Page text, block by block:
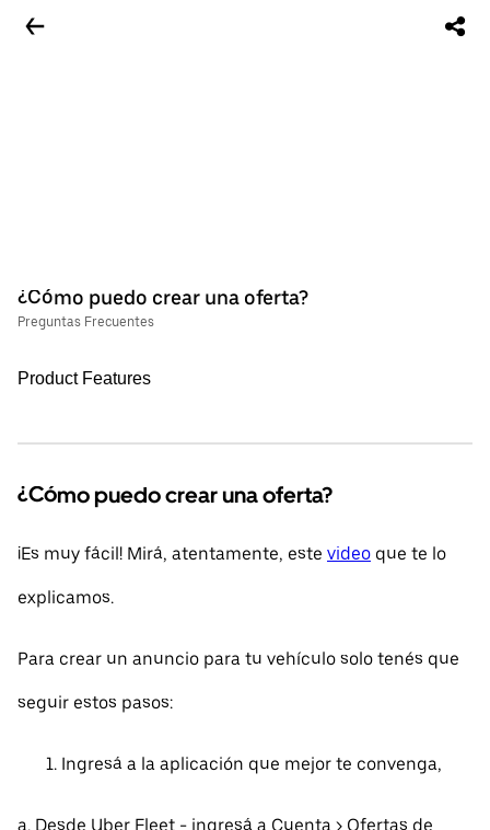
¿Cómo puedo crear una oferta?
Preguntas Frecuentes
Product Features
¿Cómo puedo crear una oferta?
¡Es muy fácil! Mirá, atentamente, este video que te lo
explicamos.
Para crear un anuncio para tu vehículo solo tenés que
seguir estos pasos:
Ingresá a la aplicación que mejor te convenga,
a. Desde Uber Fleet - ingresá a Cuenta > Ofertas de